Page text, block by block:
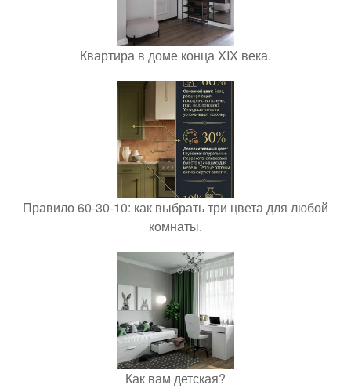
Квартира в доме конца XIX века.
Правило 60-30-10: как выбрать три цвета для любой
комнаты.
Как вам детская?